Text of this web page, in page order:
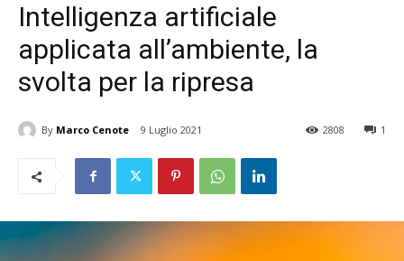
Intelligenza artificiale
applicata all’ambiente, la
svolta per la ripresa
By Marco Cenote 9 Luglio 2021 1
2808